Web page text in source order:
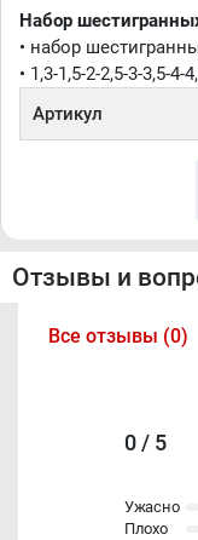
Набор
• набор
• 1,3-1,5-2-2,5-3-3,5-
Артикул
Отзывы и
Все отзывы (0)
0 / 5
Ужасно
Плохо